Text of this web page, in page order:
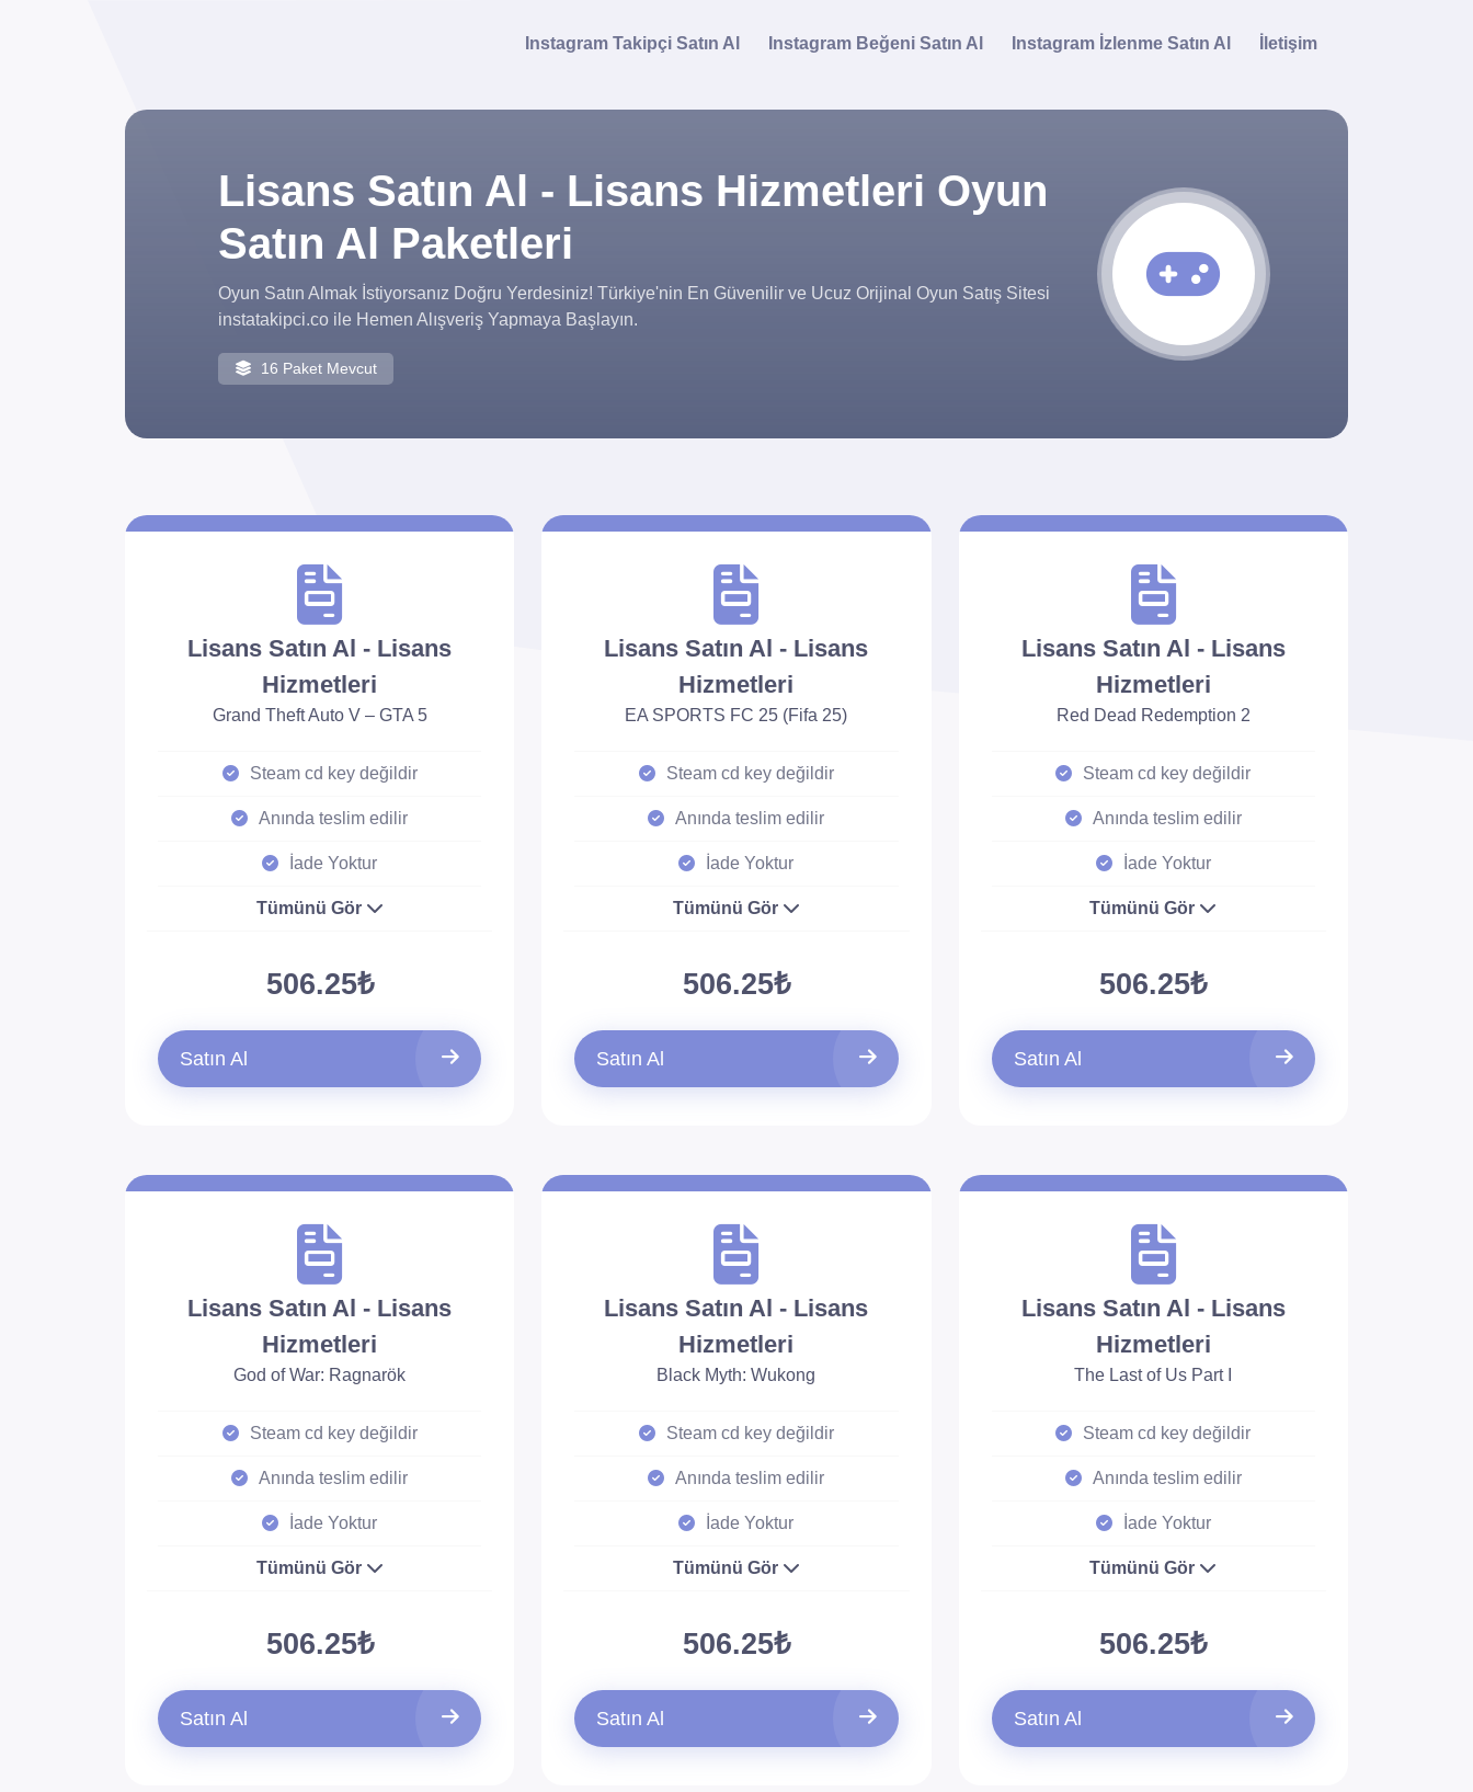
Instagram Takipçi Satın Al Instagram Beğeni Satın Al Instagram İzlenme Satın Al İletişim
Lisans Satın Al - Lisans Hizmetleri Oyun
Satın Al Paketleri
Oyun Satın Almak İstiyorsanız Doğru Yerdesiniz! Türkiye'nin En Güvenilir ve Ucuz Orijinal Oyun Satış Sitesi
instatakipci.co ile Hemen Alışveriş Yapmaya Başlayın.
16 Paket Mevcut
Lisans Satın Al - Lisans
Hizmetleri
Grand Theft Auto V – GTA 5
Steam cd key değildir
Anında teslim edilir
İade Yoktur
Tümünü Gör
506.25₺
Satın Al
Lisans Satın Al - Lisans
Hizmetleri
EA SPORTS FC 25 (Fifa 25)
Steam cd key değildir
Anında teslim edilir
İade Yoktur
Tümünü Gör
506.25₺
Satın Al
Lisans Satın Al - Lisans
Hizmetleri
Red Dead Redemption 2
Steam cd key değildir
Anında teslim edilir
İade Yoktur
Tümünü Gör
506.25₺
Satın Al
Lisans Satın Al - Lisans
Hizmetleri
God of War: Ragnarök
Steam cd key değildir
Anında teslim edilir
İade Yoktur
Tümünü Gör
506.25₺
Satın Al
Lisans Satın Al - Lisans
Hizmetleri
Black Myth: Wukong
Steam cd key değildir
Anında teslim edilir
İade Yoktur
Tümünü Gör
506.25₺
Satın Al
Lisans Satın Al - Lisans
Hizmetleri
The Last of Us Part I
Steam cd key değildir
Anında teslim edilir
İade Yoktur
Tümünü Gör
506.25₺
Satın Al